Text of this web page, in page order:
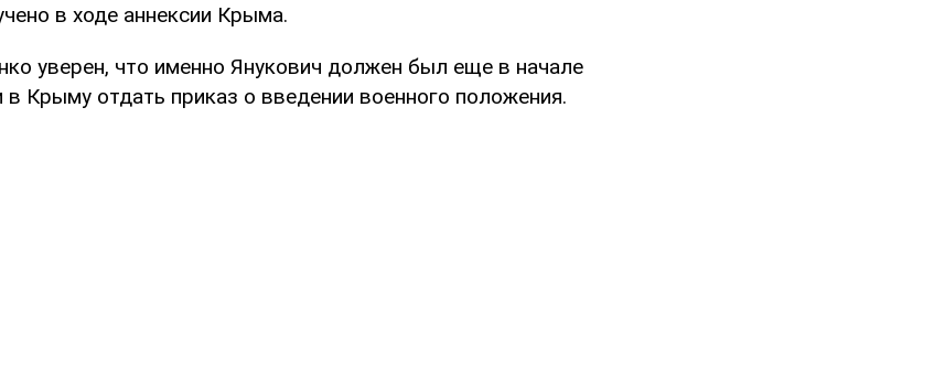
в ходе аннексии Крыма.
уверен, что именно Янукович должен был еще в начале
в Крыму отдать приказ о введении военного положения.